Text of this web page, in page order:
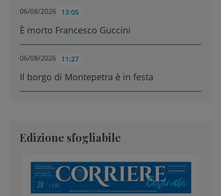
06/08/2026 13:05
È morto Francesco Guccini
06/08/2026 11:27
Il borgo di Montepetra è in festa
Edizione sfogliabile